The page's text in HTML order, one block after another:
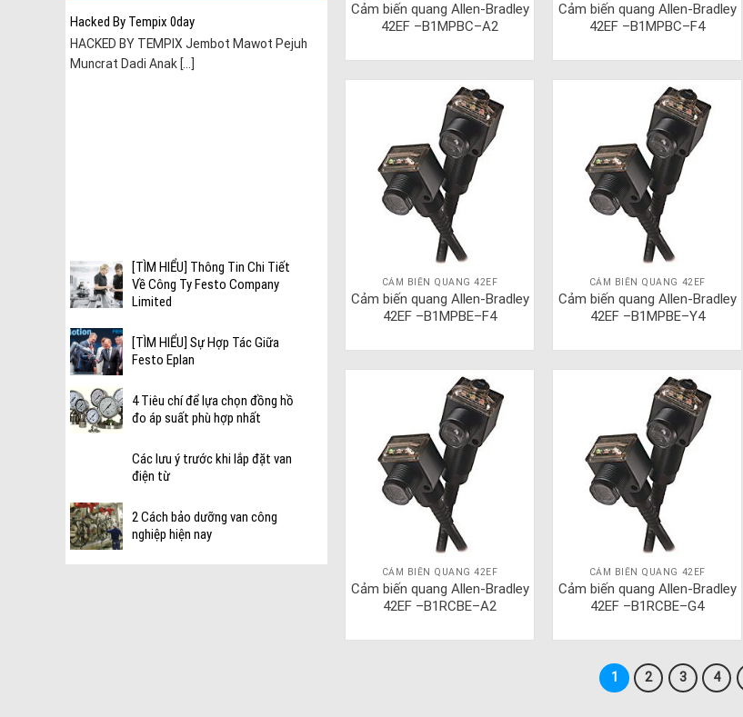
Hacked By Tempix 0day
HACKED BY TEMPIX Jembot Mawot Pejuh
Muncrat Dadi Anak [...]
[TÌM HIỂU] Thông Tin Chi Tiết
Về Công Ty Festo Company
Limited
[TÌM HIỂU] Sự Hợp Tác Giữa
Festo Eplan
4 Tiêu chí để lựa chọn đồng hồ
đo áp suất phù hợp nhất
Các lưu ý trước khi lắp đặt van
điện từ
2 Cách bảo dưỡng van công
nghiệp hiện nay
Cảm biến quang Allen-Bradley
42EF –B1MPBC–A2
Cảm biến quang Allen-Bradley
42EF –B1MPBC–F4
CẢM BIẾN QUANG 42EF
Cảm biến quang Allen-Bradley
42EF –B1MPBE–F4
CẢM BIẾN QUANG 42EF
Cảm biến quang Allen-Bradley
42EF –B1MPBE–Y4
CẢM BIẾN QUANG 42EF
Cảm biến quang Allen-Bradley
42EF –B1RCBE–A2
CẢM BIẾN QUANG 42EF
Cảm biến quang Allen-Bradley
42EF –B1RCBE–G4
1 2 3 4